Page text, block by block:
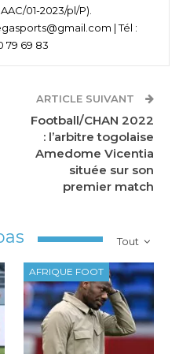
01-2023/pl/P).
| Tél :
79 69 83
ARTICLE SUIVANT
Football/CHAN 2022
: l’arbitre togolaise
Amedome Vicentia
située sur son
premier match
Tout
AFRIQUE FOOT